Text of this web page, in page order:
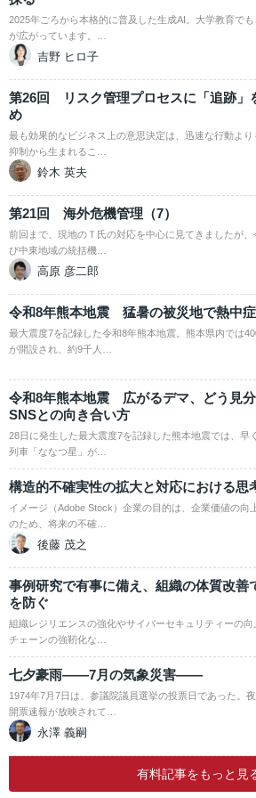
2025年ごろから本格的に普及した生成AI。大学教育でも
が広がっています。…
吉野 ヒロ子
第26回 リスク管理プロセスに「追跡」
め
最も効果的なビジネス上の意思決定は、迅速な行動より
抑制から生まれるこ…
鈴木 英夫
第21回 海外危機管理（7）
前回まで、現地のＴ氏の対応を中心に見てきましたが、
び中東地域の統括機…
高原 彦二郎
令和8年熊本地震 猛暑の被災地で熱中
最大震度7を記録した令和8年熊本地震。熊本県内では
が開設され、約9千人…
令和8年熊本地震 広がるデマ、どう見分
SNSとの向き合い方
28日に発生した最大震度7を記録した熊本地震では、早
列車「ななつ星」が…
構造的不確実性の拡大と対応における思
イメージ（Adobe Stock）企業の目的は、企業価値の向
のため、将来の不確…
後藤 茂之
事例研究で有事に備え、組織の体質改善
を防ぐ
組織レジリエンスの強化やサイバーセキュリティーの向
チェーンの強靭化な…
七夕豪雨――7月の気象災害――
1974年7月7日は、参議院議員選挙の投票日であった。
開票速報が放映されて…
永澤 義嗣
有料記事をもっと見